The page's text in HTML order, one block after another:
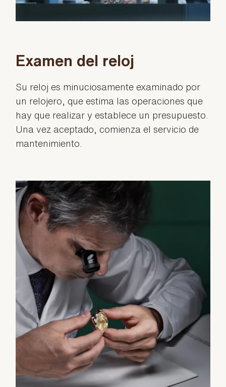
Examen del reloj
Su reloj es minuciosamente examinado por
un relojero, que estima las operaciones que
hay que realizar y establece un presupuesto.
Una vez aceptado, comienza el servicio de
mantenimiento.